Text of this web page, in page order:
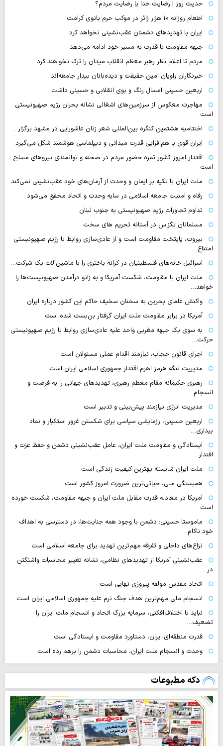
حدیث روز | رضایت خدا یا رضایت مردم؟
اطعام روزانه ۱۰ هزار زائر در موکب حرم بانوی کرامت
ایران با تهدیدهای دشمنان عقب‌نشینی نخواهد کرد
جبهه مقاومت با قدرت به مسیر خود ادامه می‌دهد
مردم تا اعلام نظر رهبر معظم انقلاب میدان را ترک نخواهند کرد
خبرنگاران راویان امین حقیقت و دیده‌بانان بیدار جامعه‌اند
اربعین حسینی امسال رنگ و بوی انقلابی و حسینی داشت
مهاجرت معکوس از سرزمین‌های اشغالی نشانه بحران رژیم صهیونیستی
است
اختتامیه هشتمین کنگره بین‌المللی شعر زنان عاشورایی در مشهد برگزار…
ایران قوی با هم‌افزایی قدرت میدانی و دیپلماسی هوشمند شکل می‌گیرد
اقتدار امروز کشور ثمره حضور مردم در صحنه و توانمندی نیروهای مسلح
است
ملت ایران با تکیه بر ایمان و وحدت از آرمان‌های خود عقب‌نشینی نمی‌کند
رفاه و امنیت جامعه اسلامی در سایه وحدت و اتحاد محقق می‌شود
تداوم تجاوزات رژیم صهیونیستی به جنوب لبنان
مسلمانان تگزاس در آستانه تحریم های سخت
بیروت، پایتخت مقاومت است و از عادی‌سازی روابط با رژیم صهیونیستی
امتناع…
اسرائیل خانه‌های فلسطینیان در کرانه باختری را با ماشین‌آلات یک شرکت…
ملت ایران با مقاومت، شکست آمریکا و به زانو درآمدن صهیونیست‌ها را
خواهد…
واکنش علمای بحرین به سخنان سخیف حاکم این کشور درباره ایران
آمریکا در برابر مقاومت ملت ایران گرفتار بن‌بست شده است
به سوی یک جبهه مغربی واحد علیه عادی‌سازی روابط با رژیم صهیونیستی
حرکت…
اجرای قانون حجاب، نیازمند اقدام عملی مسئولان است
مدیریت تنگه هرمز اهرم اقتدار جمهوری اسلامی ایران است
رهبری حکیمانه مقام معظم رهبری، تهدیدهای جهانی را به فرصت و
انسجام…
مدیریت انرژی نیازمند پیش‌بینی و تدبیر است
اربعین حسینی، رزمایشی سیاسی برای شکستن غرور استکبار و نماد
بیداری…
ایستادگی و مقاومت ملت ایران، عامل عقب‌نشینی دشمن و حفظ عزت و
اقتدار…
ملت ایران شایسته بهترین کیفیت زندگی است
همبستگی ملی، حیاتی‌ترین ضرورت امروز کشور است
آمریکا در معادله قدرت مقابل ملت ایران و جبهه مقاومت، شکست خورده
است
ماموستا حسینی: دشمن با وجود همه جنایت‌ها، در دسترسی به اهداف
خود ناکام…
نزاع‌های داخلی و تفرقه مهم‌ترین تهدید برای جامعه اسلامی است
عقب‌نشینی آمریکا از تهدیدهای نظامی، نشانه تغییر محاسبات واشنگتن
در…
اتحاد مقدس مولفه پیروزی نهایی است
انسجام ملی مهم‌ترین هدف جنگ نرم علیه جمهوری اسلامی ایران است
نباید با اختلاف‌افکنی، سرمایه بزرگ اتحاد و انسجام ملت ایران را
تضعیف…
قدرت منطقه‌ای ایران، دستاورد مقاومت و ایستادگی است
وحدت و انسجام ملت ایران، محاسبات دشمن را برهم زده است
دکه مطبوعات